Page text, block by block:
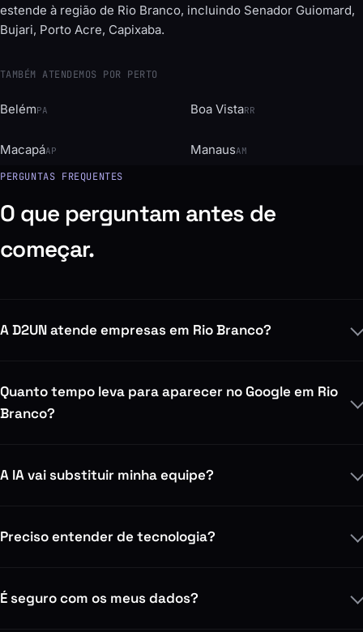
estende à região de Rio Branco, incluindo Senador Guiomard,
Bujari, Porto Acre, Capixaba.
TAMBÉM ATENDEMOS POR PERTO
BelémPA Boa VistaRR
MacapáAP ManausAM
PERGUNTAS FREQUENTES
O que perguntam antes de
começar.
A D2UN atende empresas em Rio Branco?
Quanto tempo leva para aparecer no Google em Rio
Branco?
A IA vai substituir minha equipe?
Preciso entender de tecnologia?
É seguro com os meus dados?